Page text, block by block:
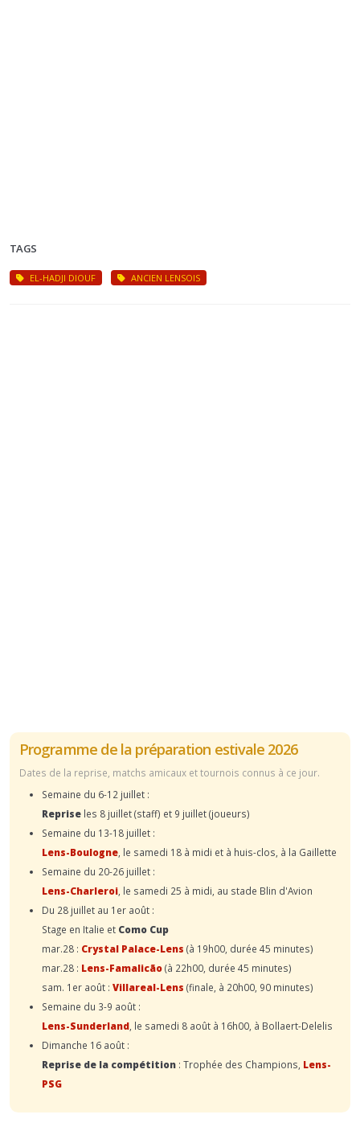
TAGS
EL-HADJI DIOUF ANCIEN LENSOIS
Programme de la préparation estivale 2026
Dates de la reprise, matchs amicaux et tournois connus à ce jour.
Semaine du 6-12 juillet :
Reprise les 8 juillet (staff) et 9 juillet (joueurs)
Semaine du 13-18 juillet :
Lens-Boulogne , le samedi 18 à midi et à huis-clos, à la Gaillette
Semaine du 20-26 juillet :
Lens-Charleroi , le samedi 25 à midi, au stade Blin d'Avion
Du 28 juillet au 1er août :
Stage en Italie et Como Cup
mar.28 : Crystal Palace-Lens (à 19h00, durée 45 minutes)
mar.28 : Lens-Famalicão(à 22h00, durée 45 minutes)
sam. 1er août : Villareal-Lens (finale, à 20h00, 90 minutes)
Semaine du 3-9 août :
Lens-Sunderland , le samedi 8 août à 16h00, à Bollaert-Delelis
Dimanche 16 août :
Reprise de la compétition : Trophée des Champions, Lens-
PSG